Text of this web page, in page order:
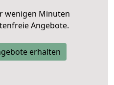
wenigen Minuten
Angebote.
erhalten